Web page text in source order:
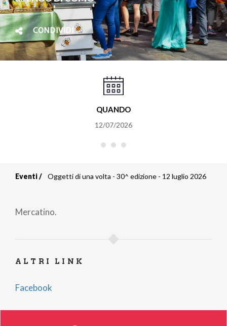
CONDIVIDI
QUANDO
12/07/2026
Briciole
di
Eventi Oggetti di una volta - 30^ edizione - 12 luglio 2026
Mercatino.
ALTRI LINK
Facebook